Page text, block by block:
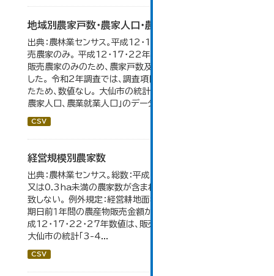
地域別農家戸数・農家人口・農業就業人口
出典：農林業センサス。平成12・17・22・27年数値は、販
売農家のみ。 平成12・17・22年の農業就業人口データが
販売農家のみのため、農家戸数及び人口も販売農家のみと
した。 令和2年調査では、調査項目・集計体系が変更となっ
たため、数値なし。 大仙市の統計「3-2 地域別農家戸数、
農家人口、農業就業人口」のデータを参照しています。
CSV
経営規模別農家数
出典：農林業センサス。総数：平成7年までは、自給的農家数
又は0.3ha未満の農家数が含まれているため横の計と合
致しない。 例外規定：経営耕地面積が0.3ha未満で、調査
期日前１年間の農産物販売金額が50万円以上の農家。 平
成12・17・22・27年数値は、販売農家のみが調査対象。
大仙市の統計「3-4...
CSV